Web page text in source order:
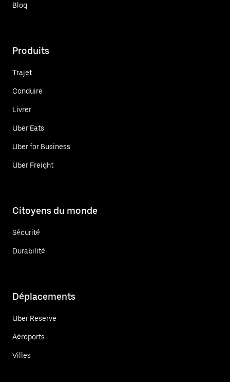
Blog
Produits
Trajet
Conduire
Livrer
Uber Eats
Uber for Business
Uber Freight
Citoyens du monde
Sécurité
Durabilité
Déplacements
Uber Reserve
Aéroports
Villes